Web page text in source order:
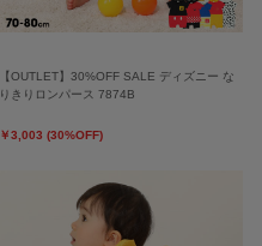
【OUTLET】30%OFF SALE ディズニー な
りきりロンパース 7874B
￥3,003 (30%OFF)